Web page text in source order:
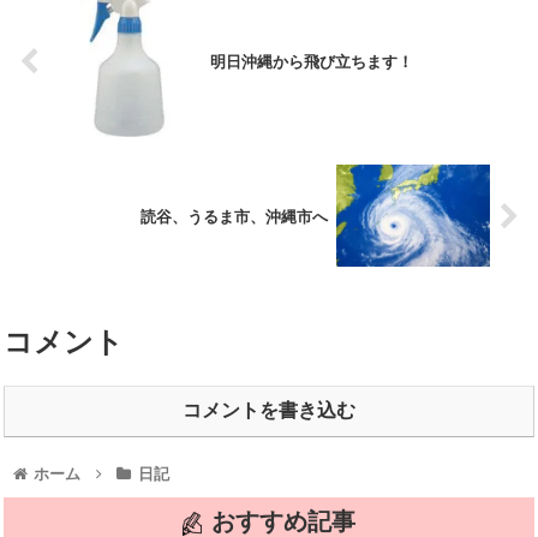
明日沖縄から飛び立ちます！
読谷、うるま市、沖縄市へ
コメント
コメントを書き込む
ホーム 日記
おすすめ記事